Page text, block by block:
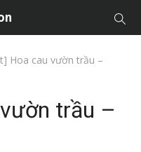
Hoa cau vườn trầu –
trầu –